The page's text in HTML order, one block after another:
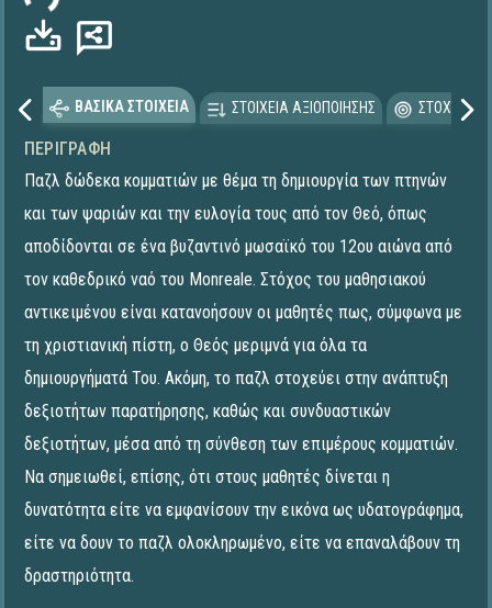
ΒΑΣΙΚΑ ΣΤΟΙΧΕΙΑ ΣΤΟΙΧΕΙΑ ΑΞΙΟΠΟΙΗΣΗΣ
ΠΕΡΙΓΡΑΦΉ
Παζλ δώδεκα κομματιών με θέμα τη δημιουργία των πτηνών
και των ψαριών και την ευλογία τους από τον Θεό, όπως
αποδίδονται σε ένα βυζαντινό μωσαϊκό του 12ου αιώνα από
τον καθεδρικό ναό του Monreale. Στόχος του μαθησιακού
αντικειμένου είναι κατανοήσουν οι μαθητές πως, σύμφωνα με
τη χριστιανική πίστη, ο Θεός μεριμνά για όλα τα
δημιουργήματά Του. Ακόμη, το παζλ στοχεύει στην ανάπτυξη
δεξιοτήτων παρατήρησης, καθώς και συνδυαστικών
δεξιοτήτων, μέσα από τη σύνθεση των επιμέρους κομματιών.
Να σημειωθεί, επίσης, ότι στους μαθητές δίνεται η
δυνατότητα είτε να εμφανίσουν την εικόνα ως υδατογράφημα,
είτε να δουν το παζλ ολοκληρωμένο, είτε να επαναλάβουν τη
δραστηριότητα.